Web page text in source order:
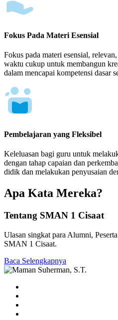
Fokus Pada Materi Esensial
Fokus pada materi esensial,
waktu cukup untuk membangun
dalam mencapai kompetensi dasar
Pembelajaran yang Fleksibel
Keleluasan bagi guru untuk
dengan tahap capaian dan
didik dan melakukan penyusaian
Apa Kata Mereka?
Tentang SMAN 1 Cisaat
Ulasan singkat para Alumni,
SMAN 1 Cisaat.
Baca Selengkapnya